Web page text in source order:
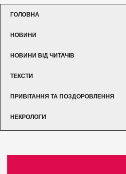
ГОЛОВНА
НОВИНИ
НОВИНИ ВІД ЧИТАЧІВ
ТЕКСТИ
ПРИВІТАННЯ ТА ПОЗДОРОВЛЕННЯ
НЕКРОЛОГИ